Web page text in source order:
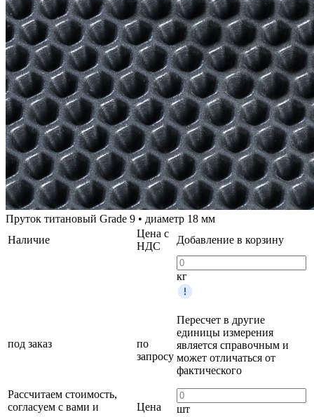
Пруток титановый Grade 9 • диаметр 18 мм
Наличие
Цена с
НДС
Добавление в корзину
под заказ
Рассчитаем стоимость,
согласуем с вами и
по
запросу
Цена
кг
Пересчет в другие
единицы измерения
является справочным и
может отличаться от
фактического
шт